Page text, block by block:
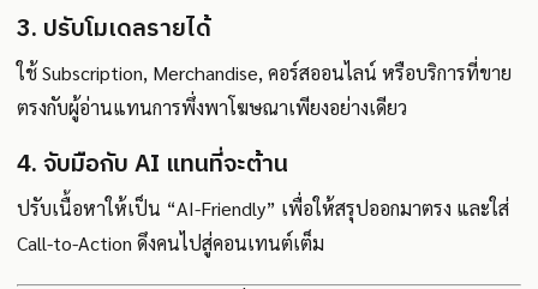
3. ปรับโมเดลรายได้
ใช้ Subscription, Merchandise, คอร์สออนไลน์ หรือบริการที่ขาย
ตรงกับผู้อ่านแทนการพึ่งพาโฆษณาเพียงอย่างเดียว
4. จับมือกับ AI แทนที่จะต้าน
ปรับเนื้อหาให้เป็น “AI-Friendly” เพื่อให้สรุปออกมาตรง และใส่
Call-to-Action ดึงคนไปสู่คอนเทนต์เต็ม